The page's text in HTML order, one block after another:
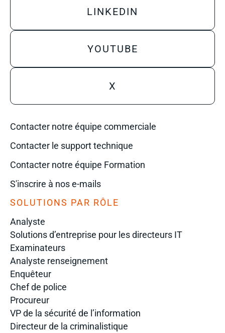
LINKEDIN
YOUTUBE
X
Contacter notre équipe commerciale
Contacter le support technique
Contacter notre équipe Formation
S'inscrire à nos e-mails
SOLUTIONS PAR RÔLE
Analyste
Solutions d’entreprise pour les directeurs IT
Examinateurs
Analyste renseignement
Enquêteur
Chef de police
Procureur
VP de la sécurité de l’information
Directeur de la criminalistique